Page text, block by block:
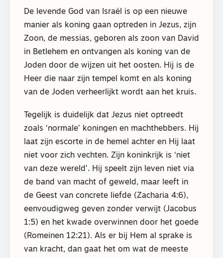
De levende God van Israël is op een nieuwe
manier als koning gaan optreden in Jezus, zijn
Zoon, de messias, geboren als zoon van David
in Betlehem en ontvangen als koning van de
Joden door de wijzen uit het oosten. Hij is de
Heer die naar zijn tempel komt en als koning
van de Joden verheerlijkt wordt aan het kruis.
Tegelijk is duidelijk dat Jezus niet optreedt
zoals ‘normale’ koningen en machthebbers. Hij
laat zijn escorte in de hemel achter en Hij laat
niet voor zich vechten. Zijn koninkrijk is ‘niet
van deze wereld’. Hij speelt zijn leven niet via
de band van macht of geweld, maar leeft in
de Geest van concrete liefde (Zacharia 4:6),
eenvoudigweg geven zonder verwijt (Jacobus
1:5) en het kwade overwinnen door het goede
(Romeinen 12:21). Als er bij Hem al sprake is
van kracht, dan gaat het om wat de meeste